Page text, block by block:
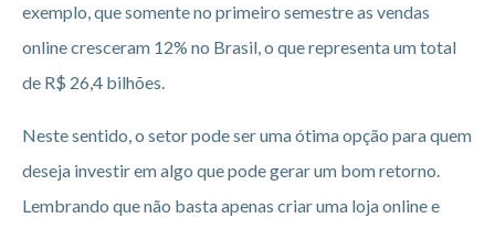
exemplo, que somente no primeiro semestre as vendas
online cresceram 12% no Brasil, o que representa um total
de R$ 26,4 bilhões.
Neste sentido, o setor pode ser uma ótima opção para quem
deseja investir em algo que pode gerar um bom retorno.
Lembrando que não basta apenas criar uma loja online e